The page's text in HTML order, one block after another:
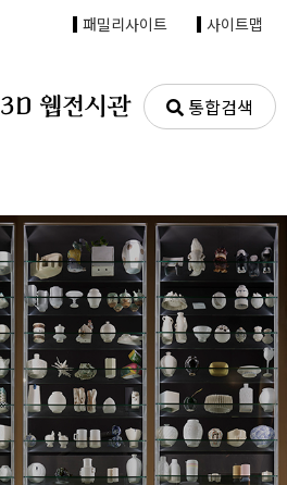
패밀리사이트 사이트맵
3D 웹전시관 통합검색